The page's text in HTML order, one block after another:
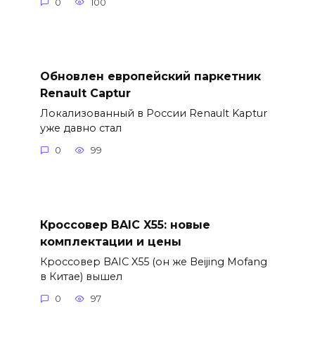
0 100
Обновлен европейский паркетник
Renault Captur
Локализованный в России Renault Kaptur
уже давно стал
0 99
Кроссовер BAIC X55: новые
комплектации и цены
Кроссовер BAIC X55 (он же Beijing Mofang
в Китае) вышел
0 97